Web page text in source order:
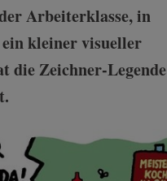
Arbeiterklasse, in
kleiner visueller
die Zeichner-Legende